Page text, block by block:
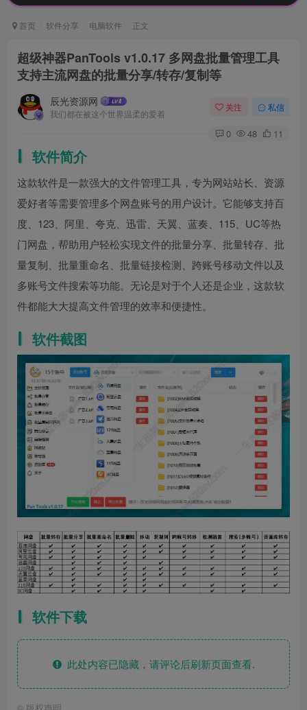
首页 软件分享 电脑软件 正文
超级神器PanTools v1.0.17 多网盘批量管理工具
支持主流网盘的批量分享/转存/复制等
辰光资源网
我们都在被这个世界温柔的爱着
关注 私信
0 48 11
软件简介
这款软件是一款强大的文件管理工具，专为网站站长、资源
爱好者等需要管理多个网盘账号的用户设计。它能够支持百
度、123、阿里、夸克、迅雷、天翼、蓝奏、115、UC等热
门网盘，帮助用户轻松实现文件的批量分享、批量转存、批
量复制、批量重命名、批量链接检测、跨账号移动文件以及
多账号文件搜索等功能。无论是对于个人还是企业，这款软
件都能大大提高文件管理的效率和便捷性。
软件截图
软件下载
此处内容已隐藏，请评论后刷新页面查看.